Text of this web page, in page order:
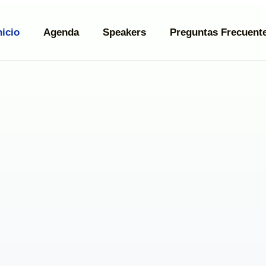
Agenda Speakers Preguntas